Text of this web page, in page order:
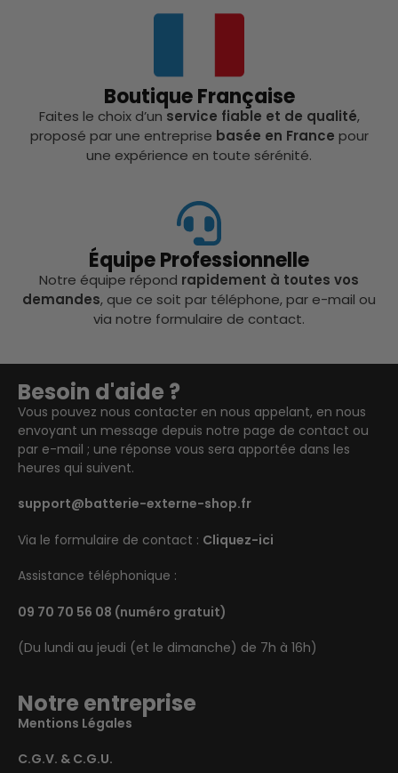
Boutique Française
Faites le choix d’un service fiable et de qualité,
proposé par une entreprise basée en France pour
une expérience en toute sérénité.
Équipe Professionnelle
Notre équipe répond rapidement à toutes vos
demandes, que ce soit par téléphone, par e-mail ou
via notre formulaire de contact.
Besoin d'aide ?
Vous pouvez nous contacter en nous appelant, en nous
envoyant un message depuis notre page de contact ou
par e-mail ; une réponse vous sera apportée dans les
heures qui suivent.
support@batterie-externe-shop.fr
Via le formulaire de contact : Cliquez-ici
Assistance téléphonique :
09 70 70 56 08 (numéro gratuit)
(Du lundi au jeudi (et le dimanche) de 7h à 16h)
Notre entreprise
Mentions Légales
C.G.V. & C.G.U.